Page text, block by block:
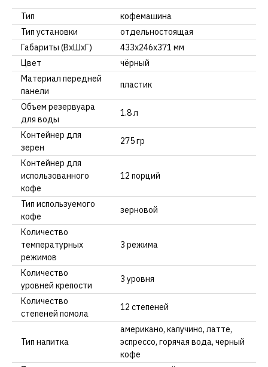
Тип
кофемашина
Тип установки
отдельностоящая
Габариты (ВхШхГ)
433х246х371 мм
Цвет
чёрный
Материал передней
панели
пластик
Объем резервуара
для воды
1.8 л
Контейнер для
зерен
275 гр
Контейнер для
использованного
кофе
12 порций
Тип используемого
кофе
зерновой
Количество
температурных
режимов
3 режима
Количество
уровней крепости
3 уровня
Количество
степеней помола
12 степеней
Тип напитка
американо, капучино, латте,
эспрессо, горячая вода, черный
кофе